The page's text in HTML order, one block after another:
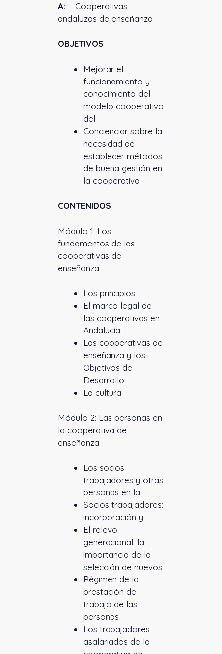
A: Cooperativas
andaluzas de enseñanza
OBJETIVOS
Mejorar el
funcionamiento y
conocimiento del
modelo cooperativo
del
Concienciar sobre la
necesidad de
establecer métodos
de buena gestión en
la cooperativa
CONTENIDOS
Módulo 1: Los
fundamentos de las
cooperativas de
enseñanza:
Los principios
El marco legal de
las cooperativas en
Andalucía.
Las cooperativas de
enseñanza y los
Objetivos de
Desarrollo
La cultura
Módulo 2: Las personas en
la cooperativa de
enseñanza:
Los socios
trabajadores y otras
personas en la
Socios trabajadores:
incorporación y
El relevo
generacional: la
importancia de la
selección de nuevos
Régimen de la
prestación de
trabajo de las
personas
Los trabajadores
asalariados de la